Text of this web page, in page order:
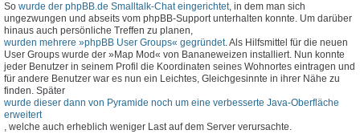
So wurde der phpBB.de Smalltalk-Chat eingerichtet, in dem man sich
ungezwungen und abseits vom phpBB-Support unterhalten konnte. Um darüber
hinaus auch persönliche Treffen zu planen,
wurden mehrere »phpBB User Groups« gegründet. Als Hilfsmittel für die neuen
User Groups wurde der »Map Mod« von Bananeweizen installiert. Nun konnte
jeder Benutzer in seinem Profil die Koordinaten seines Wohnortes eintragen und
für andere Benutzer war es nun ein Leichtes, Gleichgesinnte in ihrer Nähe zu
finden. Später
wurde dieser dann von Pyramide noch um eine verbesserte Java-Oberfläche
erweitert
, welche auch erheblich weniger Last auf dem Server verursachte.